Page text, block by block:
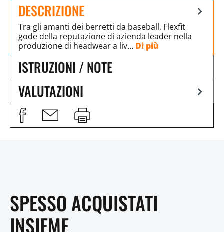
DESCRIZIONE
Tra gli amanti dei berretti da baseball, Flexfit
gode della reputazione di azienda leader nella
produzione di headwear a liv… Di più
ISTRUZIONI / NOTE
VALUTAZIONI
SPESSO ACQUISTATI
INSIEME